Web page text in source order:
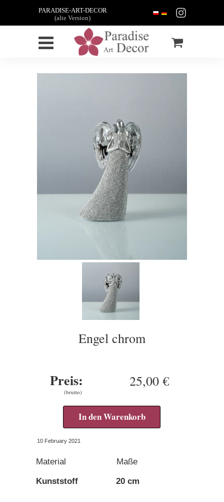
PARADISE-ART-DECOR
(alte Version)
25,00 €
Kunststoff
Material Maße
Preis:
(brutto)
In den Warenkorb
20 cm
Engel chrom
10 February 2021